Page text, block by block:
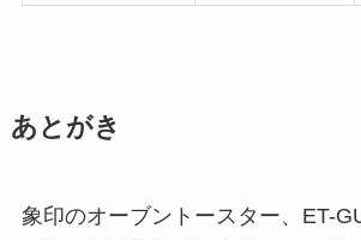
あとがき
象印のオーブントースター、ET-